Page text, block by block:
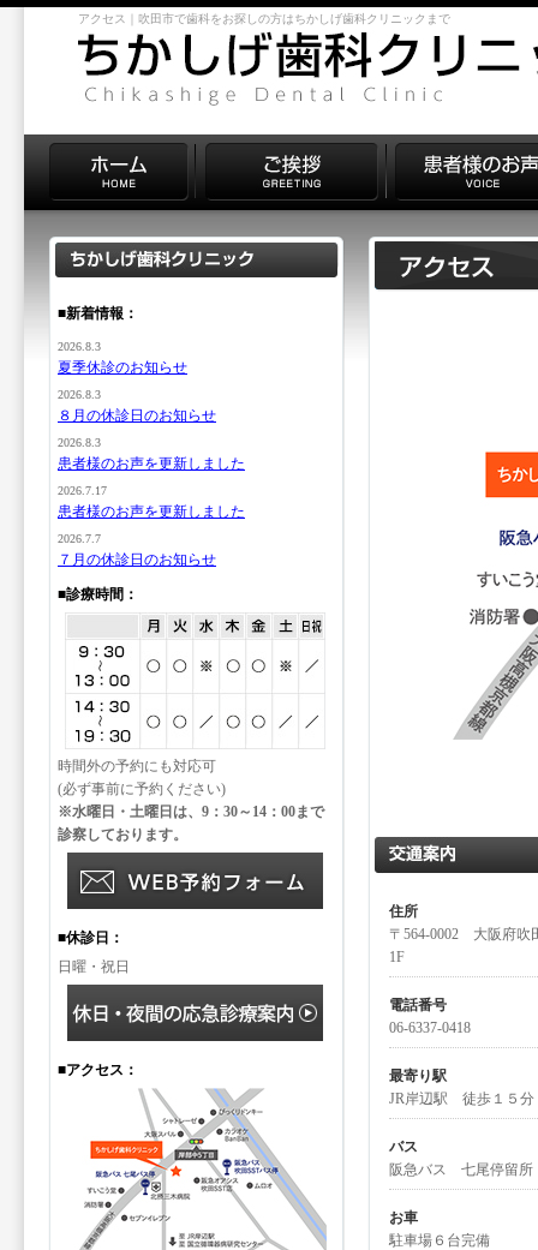
アクセス｜吹田市で歯科をお探しの方はちかしげ歯科クリニックまで
住所
〒564-0002 大阪府吹
1F
電話番号
06-6337-0418
最寄り駅
JR岸辺駅 徒歩１５分
バス
阪急バス 七尾停留所
お車
駐車場６台完備
■新着情報：
2026.8.3
夏季休診のお知らせ
2026.8.3
８月の休診日のお知らせ
2026.8.3
患者様のお声を更新しました
2026.7.17
患者様のお声を更新しました
2026.7.7
７月の休診日のお知らせ
■診療時間：
時間外の予約にも対応可
(必ず事前に予約ください)
※水曜日・土曜日は、9：30～14：00まで
診察しております。
■休診日：
日曜・祝日
■アクセス：